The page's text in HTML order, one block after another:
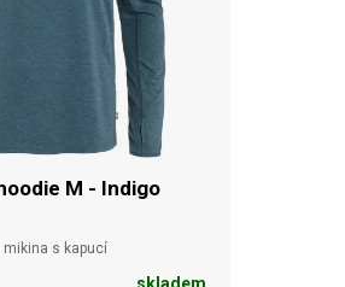
M - Indigo
mikina s kapucí
skladem